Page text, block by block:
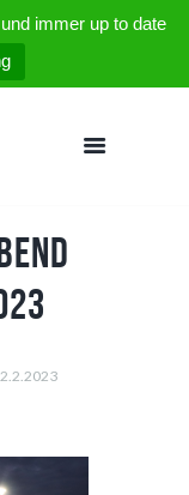
immer up to date